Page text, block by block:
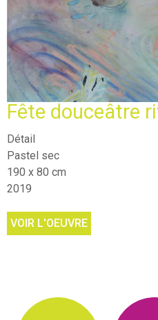
Fête douceâtre
Détail
Pastel sec
190 x 80 cm
2019
VOIR L'OEUVRE